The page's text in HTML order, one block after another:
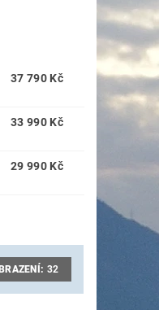
37 790 Kč
33 990 Kč
29 990 Kč
32